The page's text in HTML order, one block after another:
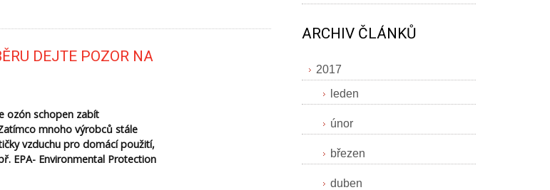
DEJTE POZOR NA
ozón schopen zabít
mnoho výrobců stále
vzduchu pro domácí použití,
EPA- Environmental Protection
ARCHIV ČLÁNKŮ
2017
leden
únor
březen
duben